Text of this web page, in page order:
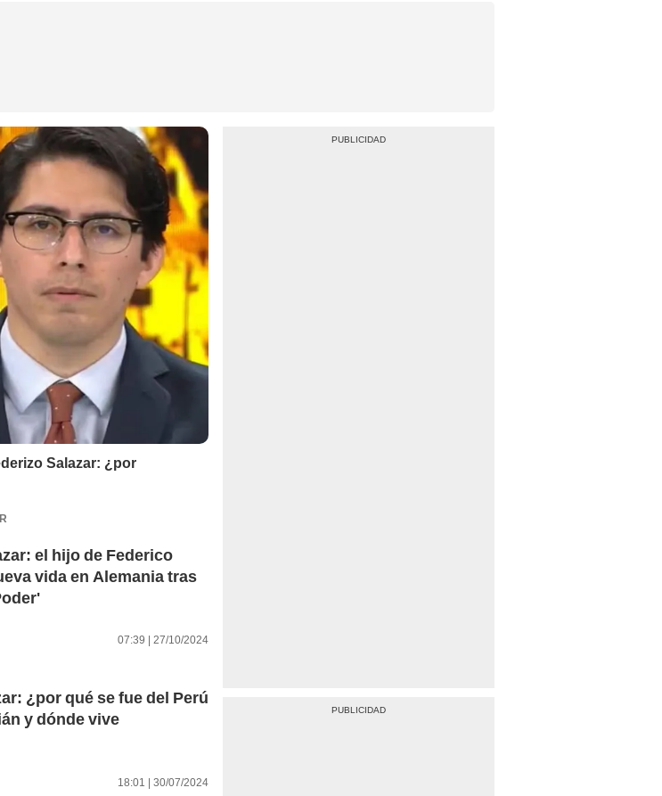
Salazar: ¿por
el hijo de Federico
vida en Alemania tras
07:39 | 27/10/2024
¿por qué se fue del Perú
y dónde vive
18:01 | 30/07/2024